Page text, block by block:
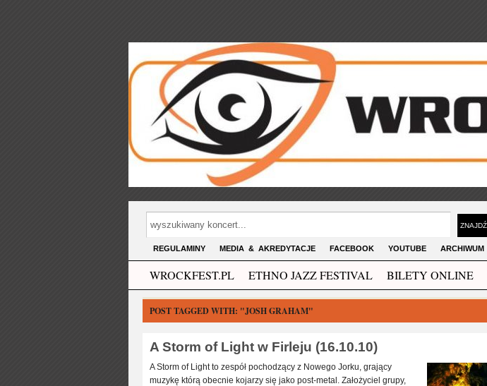
REGULAMINY MEDIA & AKREDYTACJE FACEBOOK YOUTUBE ARCHIWUM
WROCKFEST.PL ETHNO JAZZ FESTIVAL BILETY ONLINE
POST TAGGED WITH: "JOSH GRAHAM"
A Storm of Light w Firleju (16.10.10)
A Storm of Light to zespół pochodzący z Nowego Jorku, grający
muzykę którą obecnie kojarzy się jako post-metal. Założyciel grupy,